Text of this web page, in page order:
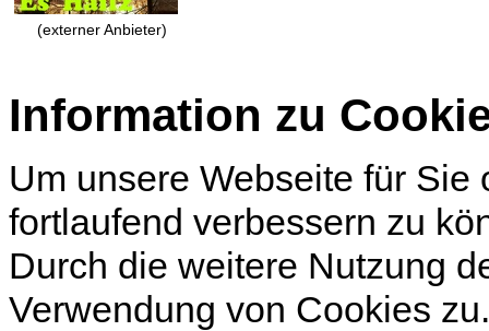
(externer Anbieter)
Information zu
Um unsere Webseite für
fortlaufend verbessern zu
Durch die weitere Nutzung
Verwendung von Cookies